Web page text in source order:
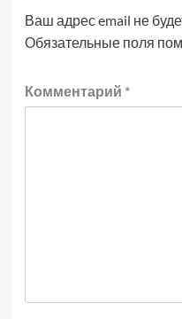
Ваш адрес email не
Обязательные поля
Комментарий *